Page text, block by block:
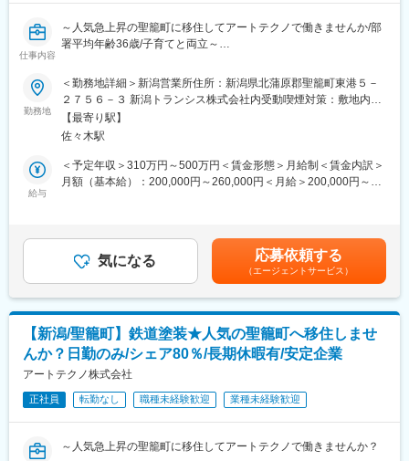
仕事内容
～人気急上昇の聖籠町に移住してアートテクノで働きませんか/部
署平均年齢36歳/子育てと両立～
■業務概要
鉄道車輛の組立・艤装（ぎそう）をお任せします。
■艤装（ぎそう）とは
船舶や車両、航空機などにおいて、各種の装備や機器を取り付け
る作業のことを指します。
◎新潟県で出生率、年少、生産年齢人口割合ともにトップクラス
その伸び率は約175倍。電気、ガス、食品、化学、電子機器など
の幅広い業種の大企業が進出し活気がある街です
■新婚・子育て支援
・子どもソーシャルワーカーを配置で支援体制強化
・聖篭町子育て応援パスポート事業：協賛店で割引や特典付与サ
ービスを受けられる
・第1子～第3子に5万円、第4子以降に10万円の誕生祝金を支給す
るなど経済的支援
勤務地
＜勤務地詳細＞新潟営業所住所：新潟県北蒲原郡聖籠町東港５－
２７５６－３ 新潟トランシス株式会社内受動喫煙対策：敷地内喫
煙可能場所あり変更の範囲：会社の定める事業所
【最寄り駅】
佐々木駅
給与
＜予定年収＞310万円～500万円＜賃金形態＞月給制＜賃金内訳＞
月額（基本給）：200,000円～260,000円＜月給＞200,000円～
でも目安の金額であり、選考を通じて上下する可能性がありま
す。賃金はあくまでも目安の金額であり、選考を通じて上下する
可能性があります。月給(月額)は固定手当を含めた表記です。
気になる 応募依頼する
（エージェントサービス）
【新潟/聖籠町】鉄道塗装★人気の聖籠町へ移住しませ
んか？日勤のみ/シェア80％/長期休暇有/安定企業
アートテクノ株式会社
正社員 転勤なし 職種未経験歓迎 業種未経験歓迎
～人気急上昇の聖籠町に移住してアートテクノで働きませんか？